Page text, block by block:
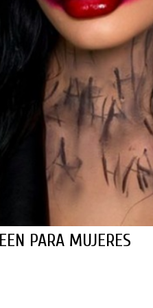
PARA MUJERES